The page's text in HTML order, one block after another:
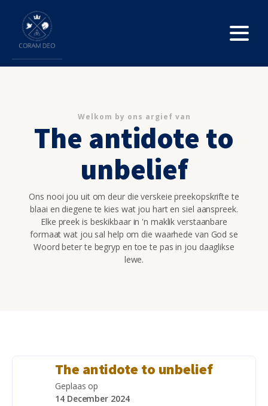
Welkom by ons argief van
The antidote to
unbelief
Ons nooi jou uit om deur die verskeie preekopskrifte te
blaai en diegene te kies wat jou hart en siel aanspreek.
Elke preek is beskikbaar in 'n maklik verstaanbare
formaat wat jou sal help om die waarhede van God se
Woord beter te begryp en toe te pas in jou daaglikse
lewe.
The antidote to unbelief
Geplaas op
14 December 2024